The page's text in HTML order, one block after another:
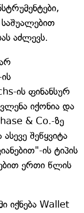
აძლევს.
ის ფინანსურ
იქონია და
& Co.-ზე
შეწყვიტა
ის ტიპის
ერთი წლის
იქნება Wallet